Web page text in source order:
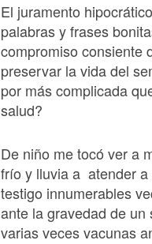
El juramento
palabras y frases
compromiso consiente
preservar la vida del
por más complicada
salud?
De niño me tocó ver a
frío y lluvia a atender a
testigo innumerables
ante la gravedad de
varias veces vacunas